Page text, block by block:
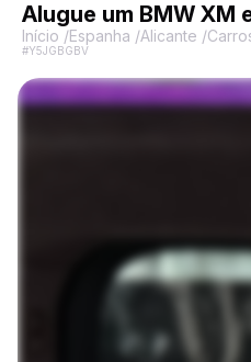
Alugue um BMW XM
Início /Espanha /Alicante /
#Y5JGBGBV